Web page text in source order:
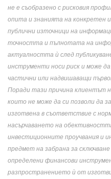
не е съобразено с рисковия
опита и знанията на конкретен
публични източници на
точността и пълнотата на
актуалността ѝ след
инструменти носи риск и може
частични или надвишаващи
Поради тази причина клиентът
които не може да си позволи да
изготвена в съответствие с
насърчаването на
инвестиционните проучвания и
предмет на забрана за
определени финансови
разпространението ѝ от